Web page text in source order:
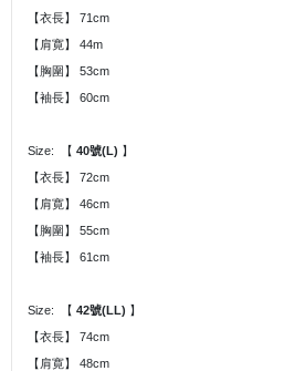
【衣長】 71cm
【肩寛】 44m
【胸圍】 53cm
【袖長】 60cm
Size: 【 40號(L) 】
【衣長】 72cm
【肩寛】 46cm
【胸圍】 55cm
【袖長】 61cm
Size: 【 42號(LL) 】
【衣長】 74cm
【肩寛】 48cm